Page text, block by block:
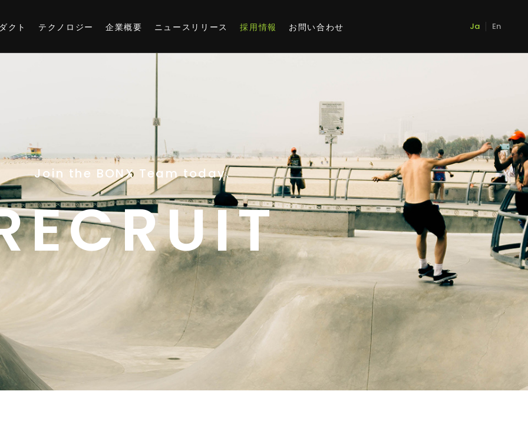
クト テクノロジー 企業概要 ニュースリリース 採用情報 お問い合わせ Ja En
APP
ロード
ビジネス向け「BONX WORK」はこちら
Join the BONX Team today.